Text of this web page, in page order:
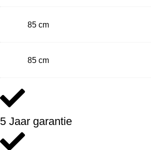
85 cm
85 cm
5 Jaar garantie